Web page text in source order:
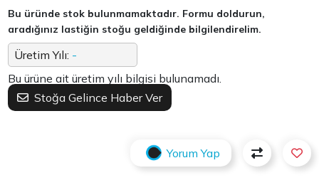
Bu üründe stok bulunmamaktadır. Formu doldurun,
aradığınız lastiğin stoğu geldiğinde bilgilendirelim.
Üretim Yılı: -
Bu ürüne ait üretim yılı bilgisi bulunamadı.
Stoğa Gelince Haber Ver
Yorum Yap